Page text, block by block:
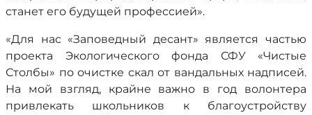
станет его будущей профессией».
«Для нас «Заповедный десант» является частью
проекта Экологического фонда СФУ «Чистые
Столбы» по очистке скал от вандальных надписей.
На мой взгляд, крайне важно в год волонтера
привлекать школьников к благоустройству